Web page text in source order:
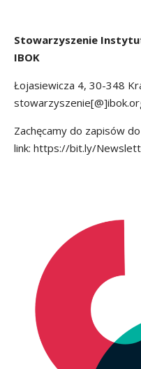
Stowarzyszenie
IBOK
Łojasiewicza 4, 30-348
Zachęcamy do zapisów do
link: https://bit.ly/